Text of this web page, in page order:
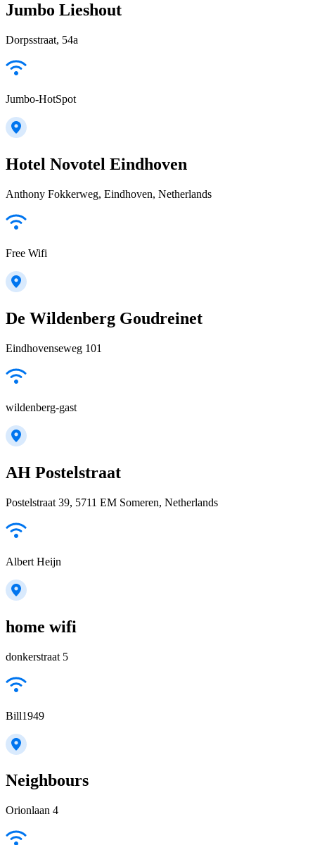
Jumbo Lieshout
Dorpsstraat, 54a
Jumbo-HotSpot
Hotel Novotel Eindhoven
Anthony Fokkerweg, Eindhoven, Netherlands
Free Wifi
De Wildenberg Goudreinet
Eindhovenseweg 101
wildenberg-gast
AH Postelstraat
Postelstraat 39, 5711 EM Someren, Netherlands
Albert Heijn
home wifi
donkerstraat 5
Bill1949
Neighbours
Orionlaan 4